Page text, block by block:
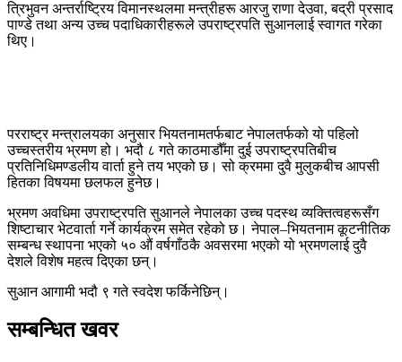
त्रिभुवन अन्तर्राष्ट्रिय विमानस्थलमा मन्त्रीहरू आरजु राणा देउवा, बद्री प्रसाद
पाण्डे तथा अन्य उच्च पदाधिकारीहरूले उपराष्ट्रपति सुआनलाई स्वागत गरेका
थिए।
परराष्ट्र मन्त्रालयका अनुसार भियतनामतर्फबाट नेपालतर्फको यो पहिलो
उच्चस्तरीय भ्रमण हो। भदौ ८ गते काठमाडौँमा दुई उपराष्ट्रपतिबीच
प्रतिनिधिमण्डलीय वार्ता हुने तय भएको छ। सो क्रममा दुवै मुलुकबीच आपसी
हितका विषयमा छलफल हुनेछ।
भ्रमण अवधिमा उपराष्ट्रपति सुआनले नेपालका उच्च पदस्थ व्यक्तित्वहरूसँग
शिष्टाचार भेटवार्ता गर्ने कार्यक्रम समेत रहेको छ। नेपाल–भियतनाम कूटनीतिक
सम्बन्ध स्थापना भएको ५० औं वर्षगाँठकै अवसरमा भएको यो भ्रमणलाई दुवै
देशले विशेष महत्व दिएका छन्।
सुआन आगामी भदौ ९ गते स्वदेश फर्किनेछिन्।
सम्बन्धित खवर